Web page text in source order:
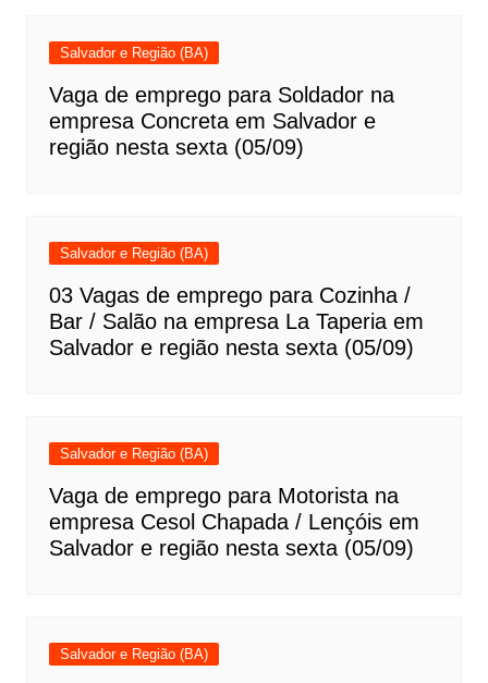
Salvador e Região (BA)
Vaga de emprego para Soldador na
empresa Concreta em Salvador e
região nesta sexta (05/09)
Salvador e Região (BA)
03 Vagas de emprego para Cozinha /
Bar / Salão na empresa La Taperia em
Salvador e região nesta sexta (05/09)
Salvador e Região (BA)
Vaga de emprego para Motorista na
empresa Cesol Chapada / Lençóis em
Salvador e região nesta sexta (05/09)
Salvador e Região (BA)